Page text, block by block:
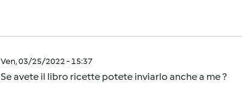
Ven, 03/25/2022 - 15:37
Se avete il libro ricette potete inviarlo anche a me ?